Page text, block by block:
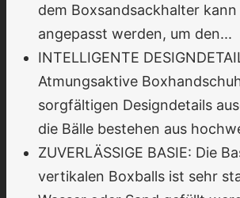
dem Boxsandsackhalter
angepasst werden, um den...
INTELLIGENTE
Atmungsaktive
sorgfältigen Designdetails
die Bälle bestehen aus
ZUVERLÄSSIGE BASIE: Die
vertikalen Boxballs ist sehr